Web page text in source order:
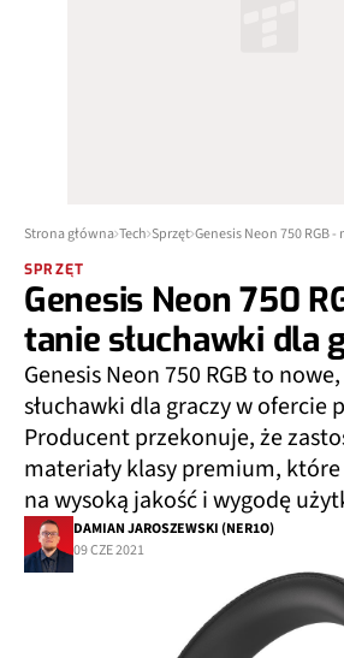
Strona główna Tech Sprzęt
SPRZĘT
Genesis Neon 750
tanie słuchawki dla
Genesis Neon 750 RGB to
słuchawki dla graczy w ofercie
Producent przekonuje, że
materiały klasy premium,
na wysoką jakość i wygodę
DAMIAN JAROSZEWSKI (NER1O)
09 CZE 2021